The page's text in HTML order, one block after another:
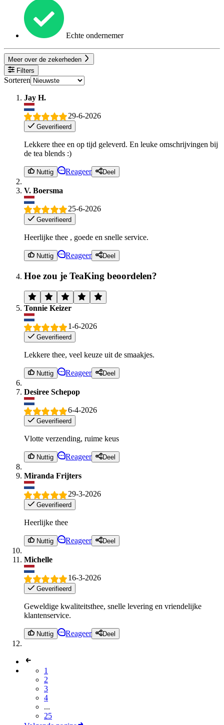
Echte ondernemer
Meer over de zekerheden
Filters
Sorteren
Jay H.
29-6-2026
Geverifieerd
Lekkere thee en op tijd geleverd. En leuke omschrijvingen bij
de tea blends :)
Nuttig Reageer Deel
V. Boersma
25-6-2026
Geverifieerd
Heerlijke thee , goede en snelle service.
Nuttig Reageer Deel
Hoe zou je TeaKing beoordelen?
Tonnie Keizer
1-6-2026
Geverifieerd
Lekkere thee, veel keuze uit de smaakjes.
Nuttig Reageer Deel
Desiree Schepop
6-4-2026
Geverifieerd
Vlotte verzending, ruime keus
Nuttig Reageer Deel
Miranda Frijters
29-3-2026
Geverifieerd
Heerlijke thee
Nuttig Reageer Deel
Michelle
16-3-2026
Geverifieerd
Geweldige kwaliteitsthee, snelle levering en vriendelijke
klantenservice.
Nuttig Reageer Deel
1
2
3
4
...
25